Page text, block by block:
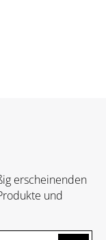
erscheinenden
und